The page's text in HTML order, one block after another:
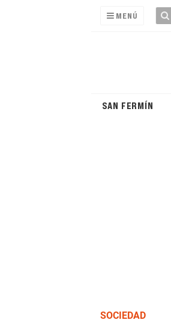
MENÚ
SAN FERMÍN
SOCIEDAD